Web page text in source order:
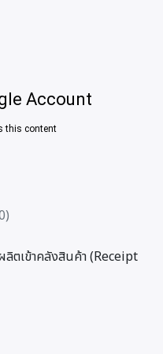
)
ตเข้าคลังสินค้า (Receipt